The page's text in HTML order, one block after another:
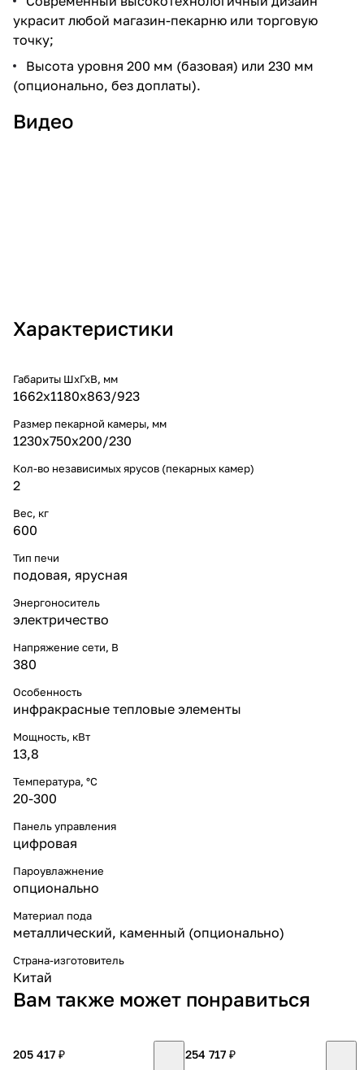
украсит любой магазин-пекарню или торговую
точку;
Высота уровня 200 мм (базовая) или 230 мм
(опционально, без доплаты).
Видео
Характеристики
Габариты ШхГхВ, мм
1662х1180х863/923
Размер пекарной камеры, мм
1230x750x200/230
Кол-во независимых ярусов (пекарных камер)
2
Вес, кг
600
Тип печи
подовая, ярусная
Энергоноситель
электричество
Напряжение сети, В
380
Особенность
инфракрасные тепловые элементы
Мощность, кВт
13,8
Температура, °С
20-300
Панель управления
цифровая
Пароувлажнение
опционально
Материал пода
металлический, каменный (опционально)
Страна-изготовитель
Китай
Вам также может понравиться
205 417 ₽
254 717 ₽